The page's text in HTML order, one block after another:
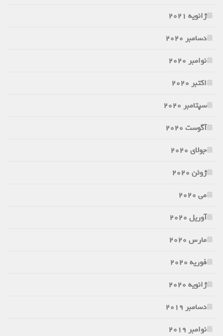
ژانویه 2021
دسامبر 2020
نوامبر 2020
اکتبر 2020
سپتامبر 2020
آگوست 2020
جولای 2020
ژوئن 2020
می 2020
آوریل 2020
مارس 2020
فوریه 2020
ژانویه 2020
دسامبر 2019
نوامبر 2019